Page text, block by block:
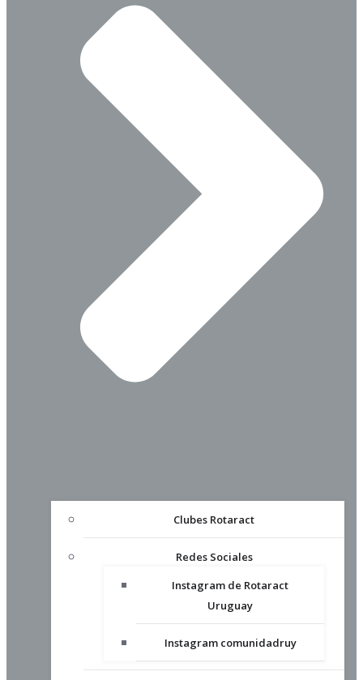
Clubes Rotaract
Redes Sociales
Instagram de Rotaract
Uruguay
Instagram comunidadruy